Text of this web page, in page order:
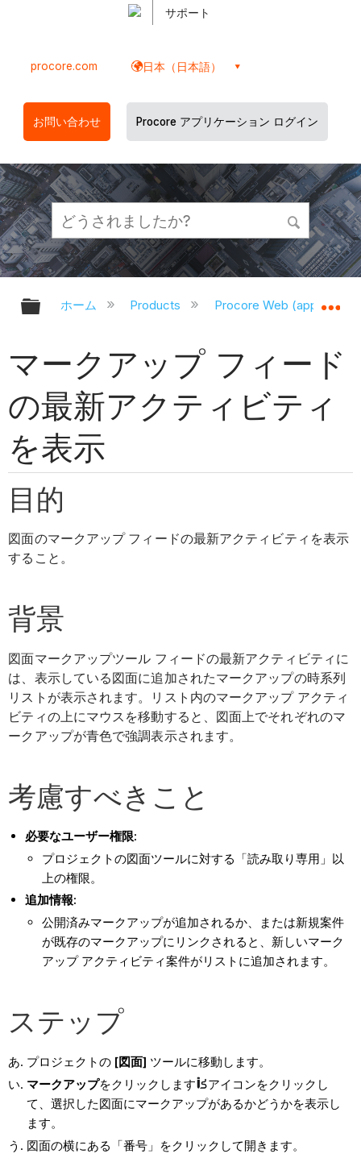
サポート
procore.com 日本（日本語）
お問い合わせ Procore アプリケーション ログイン
グローバル階層を展開/折りたたむ
ホーム Products Procore Web
マークアップ フィード
の最新アクティビティ
を表示
目的
図面のマークアップ フィードの最新アクティビティを表示
すること。
背景
図面マークアップツール フィードの最新アクティビティに
は、表示している図面に追加されたマークアップの時系列
リストが表示されます。リスト内のマークアップ アクティ
ビティの上にマウスを移動すると、図面上でそれぞれのマ
ークアップが青色で強調表示されます。
考慮すべきこと
必要なユーザー権限:
プロジェクトの図面ツールに対する「読み取り専用」以
上の権限。
追加情報:
公開済みマークアップが追加されるか、または新規案件
が既存のマークアップにリンクされると、新しいマーク
アップ アクティビティ案件がリストに追加されます。
ステップ
プロジェクトの [図面] ツールに移動します。
マークアップをクリックします
アイコンをクリックし
て、選択した図面にマークアップがあるかどうかを表示し
ます。
図面の横にある「番号」をクリックして開きます。